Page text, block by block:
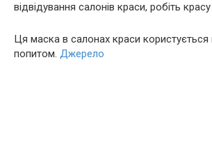
відвідування салонів краси, робіть красу
Ця маска в салонах краси користується
попитом. Джерело